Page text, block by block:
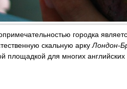
городка
скальную арку Лондон-
площадкой для многих